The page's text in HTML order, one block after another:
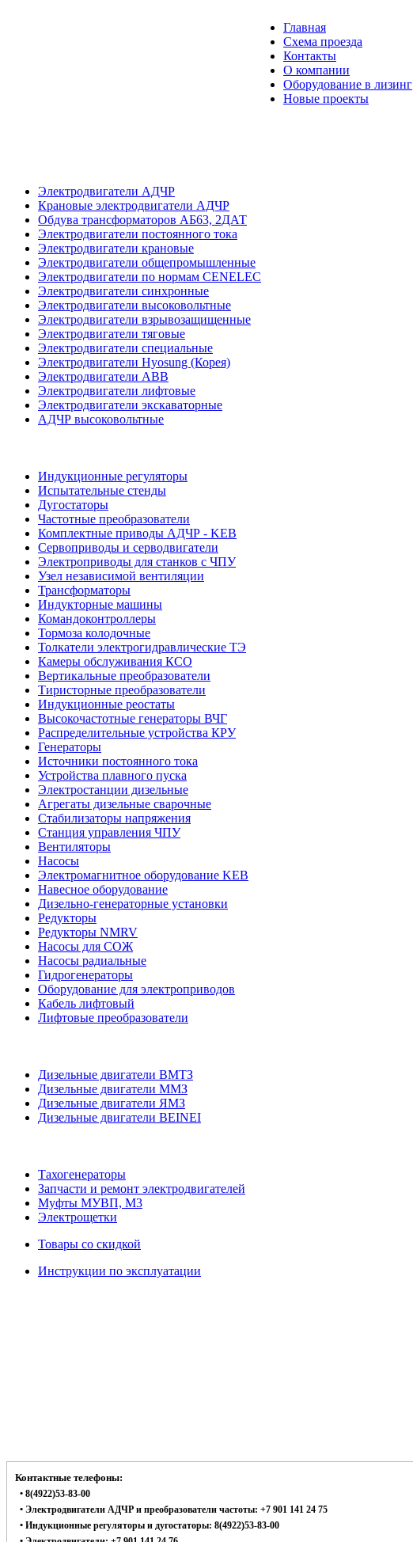
Главная
Схема проезда
Контакты
О компании
Оборудование в лизинг
Новые проекты
Электродвигатели АДЧР
Крановые электродвигатели АДЧР
Обдува трансформаторов АБ63, 2ДАТ
Электродвигатели постоянного тока
Электродвигатели крановые
Электродвигатели общепромышленные
Электродвигатели по нормам CENELEC
Электродвигатели синхронные
Электродвигатели высоковольтные
Электродвигатели взрывозащищенные
Электродвигатели тяговые
Электродвигатели специальные
Электродвигатели Hyosung (Корея)
Электродвигатели ABB
Электродвигатели лифтовые
Электродвигатели экскаваторные
АДЧР высоковольтные
Индукционные регуляторы
Испытательные стенды
Дугостаторы
Частотные преобразователи
Комплектные приводы АДЧР - KEB
Сервоприводы и серводвигатели
Электроприводы для станков с ЧПУ
Узел независимой вентиляции
Трансформаторы
Индукторные машины
Командоконтроллеры
Тормоза колодочные
Толкатели электрогидравлические ТЭ
Камеры обслуживания КСО
Вертикальные преобразователи
Тиристорные преобразователи
Индукционные реостаты
Высокочастотные генераторы ВЧГ
Распределительные устройства КРУ
Генераторы
Источники постоянного тока
Устройства плавного пуска
Электростанции дизельные
Агрегаты дизельные сварочные
Стабилизаторы напряжения
Станция управления ЧПУ
Вентиляторы
Насосы
Электромагнитное оборудование KEB
Навесное оборудование
Дизельно-генераторные установки
Редукторы
Редукторы NMRV
Насосы для СОЖ
Насосы радиальные
Гидрогенераторы
Оборудование для электроприводов
Кабель лифтовый
Лифтовые преобразователи
Дизельные двигатели ВМТЗ
Дизельные двигатели ММЗ
Дизельные двигатели ЯМЗ
Дизельные двигатели BEINEI
Тахогенераторы
Запчасти и ремонт электродвигателей
Муфты МУВП, М3
Электрощетки
Товары со скидкой
Инструкции по эксплуатации
Контактные телефоны:
• 8(4922)53-83-00
• Электродвигатели АДЧР и преобразователи частоты: +7 901 141 24 75
• Индукционные регуляторы и дугостаторы: 8(4922)53-83-00